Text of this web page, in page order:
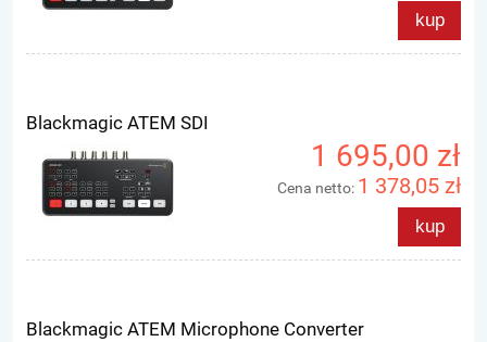
kup
Blackmagic ATEM SDI
1 695,00 zł
Cena netto: 1 378,05 zł
kup
Blackmagic ATEM Microphone Converter